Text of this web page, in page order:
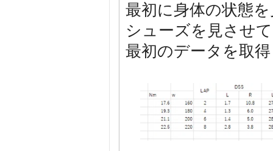
最初に身体の状態
シューズを見させ
最初のデータを取